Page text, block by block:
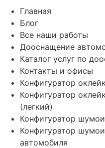
Главная
Блог
Все наши работы
Дооснащение
Каталог услуг по
Контакты и офисы
Конфигуратор
Конфигуратор
(легкий)
Конфигуратор
Конфигуратор
автомобиля